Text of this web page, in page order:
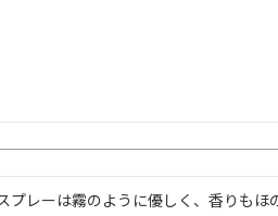
プレーは霧のように優しく、香りもほ